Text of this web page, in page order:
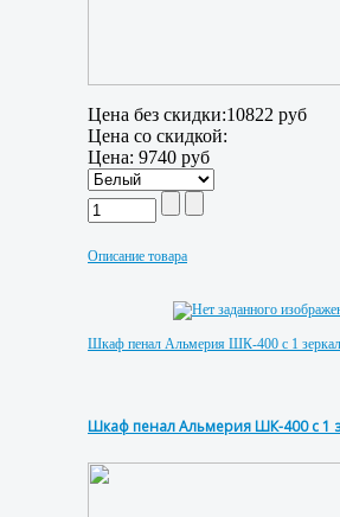
Цена без скидки:10822 руб
Цена со скидкой:
Цена: 9740 руб
Описание товара
Шкаф пенал Альмерия ШК-400 с 1
Шкаф пенал Альмерия ШК-400 с 1